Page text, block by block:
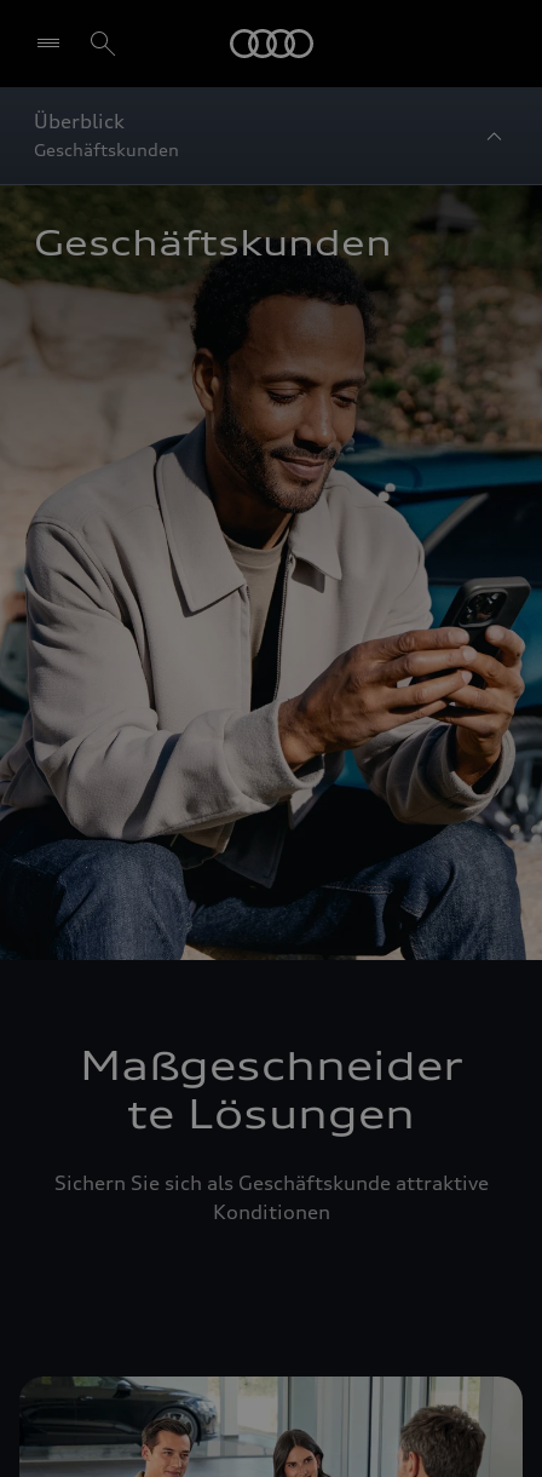
Überblick
Geschäftskunden
Geschäftskunden
Maßgeschneider
te Lösungen
Sichern Sie sich als Geschäftskunde attraktive
Konditionen